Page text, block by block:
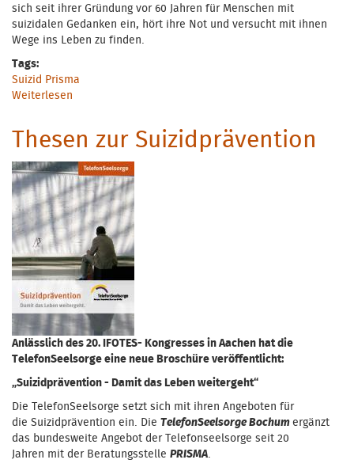
sich seit ihrer Gründung vor 60 Jahren für Menschen mit
suizidalen Gedanken ein, hört ihre Not und versucht mit ihnen
Wege ins Leben zu finden.
Tags:
Suizid Prisma
Weiterlesen
Thesen zur Suizidprävention
Anlässlich des 20. IFOTES- Kongresses in Aachen hat die
TelefonSeelsorge eine neue Broschüre veröffentlicht:
„Suizidprävention - Damit das Leben weitergeht“
Die TelefonSeelsorge setzt sich mit ihren Angeboten für
die Suizidprävention ein. Die TelefonSeelsorge Bochum ergänzt
das bundesweite Angebot der Telefonseelsorge seit 20
Jahren mit der Beratungsstelle PRISMA.